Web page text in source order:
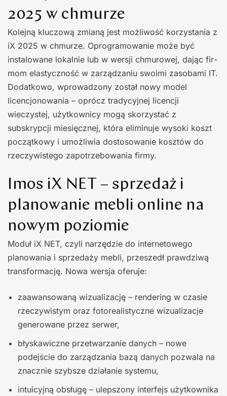
2025 w chmurze
Kolejną kluczową zmianą jest możli­wość korzystania z
iX 2025 w chmurze. Oprogramowanie może być
instalowane lokalnie lub w wersji chmurowej, dając fir­
mom elastyczność w zarządzaniu swoimi zasobami IT.
Dodatkowo, wprowadzony zo­stał nowy model
licencjonowania – oprócz tradycyjnej licencji
wieczystej, użytkowni­cy mogą skorzystać z
subskrypcji miesięcz­nej, która eliminuje wysoki koszt
początko­wy i umożliwia dostosowanie kosztów do
rzeczywistego zapotrzebowania firmy.
Imos iX NET – sprzedaż i
planowanie mebli online na
nowym poziomie
Moduł iX NET, czyli narzędzie do in­ternetowego
planowania i sprzedaży me­bli, przeszedł prawdziwą
transformację. Nowa wersja oferuje:
zaawansowaną wizualizację – rendering w czasie
rzeczywistym oraz fotoreali­styczne wizualizacje
generowane przez serwer,
błyskawiczne przetwarzanie danych – nowe
podejście do zarządzania bazą da­nych pozwala na
znacznie szybsze dzia­łanie systemu,
intuicyjną obsługę – ulepszony inter­fejs użytkownika